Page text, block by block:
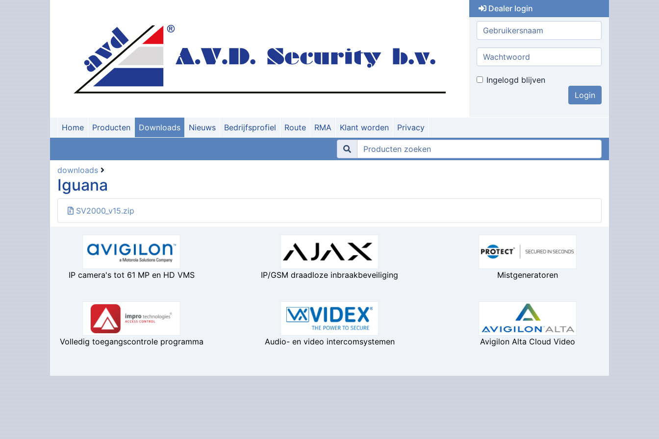
Dealer login
Gebruikersnaam:
Wachtwoord:
Ingelogd blijven
Home Producten Downloads Nieuws Bedrijfsprofiel Route RMA Klant worden Privacy
downloads
Iguana
SV2000_v15.zip
IP camera's tot 61 MP en HD VMS IP/GSM draadloze inbraakbeveiliging Mistgeneratoren
Volledig toegangscontrole programma Audio- en video intercomsystemen Avigilon Alta Cloud Video